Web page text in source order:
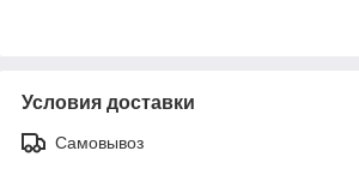
Условия доставки
Самовывоз